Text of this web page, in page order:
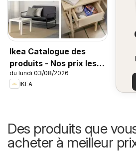
Ikea Catalogue des
produits - Nos prix les
plus bas
du lundi 03/08/2026
IKEA
Des produits que
acheter à meilleur